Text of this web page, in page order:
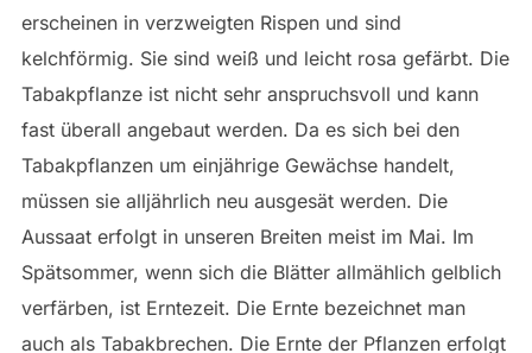
erscheinen in verzweigten Rispen und sind
kelchförmig. Sie sind weiß und leicht rosa gefärbt. Die
Tabakpflanze ist nicht sehr anspruchsvoll und kann
fast überall angebaut werden. Da es sich bei den
Tabakpflanzen um einjährige Gewächse handelt,
müssen sie alljährlich neu ausgesät werden. Die
Aussaat erfolgt in unseren Breiten meist im Mai. Im
Spätsommer, wenn sich die Blätter allmählich gelblich
verfärben, ist Erntezeit. Die Ernte bezeichnet man
auch als Tabakbrechen. Die Ernte der Pflanzen erfolgt